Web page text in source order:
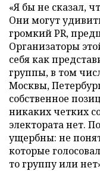
«Я бы не сказал,
Они могут
громкий PR,
Организаторы
себя как
группы, в том
Москвы,
собственное
никаких четких
электората нет.
ущербны: не
которые
то группу или